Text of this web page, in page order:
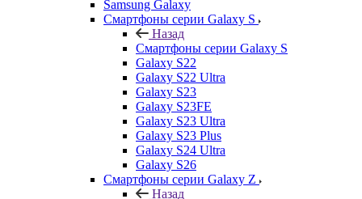
Samsung Galaxy
Смартфоны серии Galaxy S
Назад
Смартфоны серии Galaxy S
Galaxy S22
Galaxy S22 Ultra
Galaxy S23
Galaxy S23FE
Galaxy S23 Ultra
Galaxy S23 Plus
Galaxy S24 Ultra
Galaxy S26
Смартфоны серии Galaxy Z
Назад